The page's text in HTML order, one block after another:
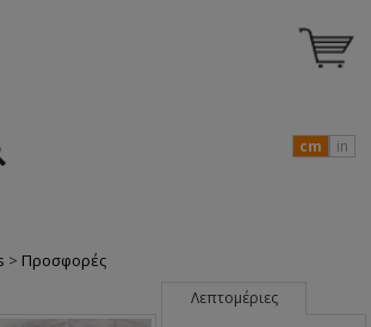
cm in
> Προσφορές
Λεπτομέριες